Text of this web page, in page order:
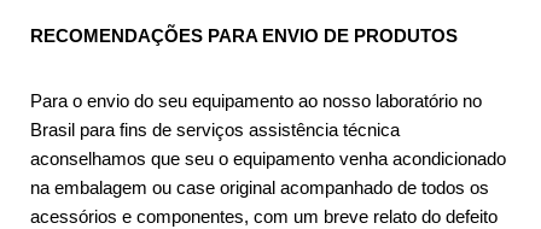
RECOMENDAÇÕES PARA ENVIO DE PRODUTOS
Para o envio do seu equipamento ao nosso laboratório no
Brasil para fins de serviços assistência técnica
aconselhamos que seu o equipamento venha acondicionado
na embalagem ou case original acompanhado de todos os
acessórios e componentes, com um breve relato do defeito